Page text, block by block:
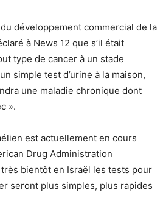
développement commercial de la
à News 12 que s’il était
type de cancer à un stade
simple test d’urine à la maison,
une maladie chronique dont
».
est actuellement en cours
Drug Administration
très bientôt en Israël les tests pour
seront plus simples, plus rapides